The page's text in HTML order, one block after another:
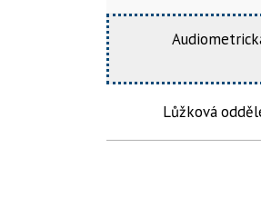
Lůžková